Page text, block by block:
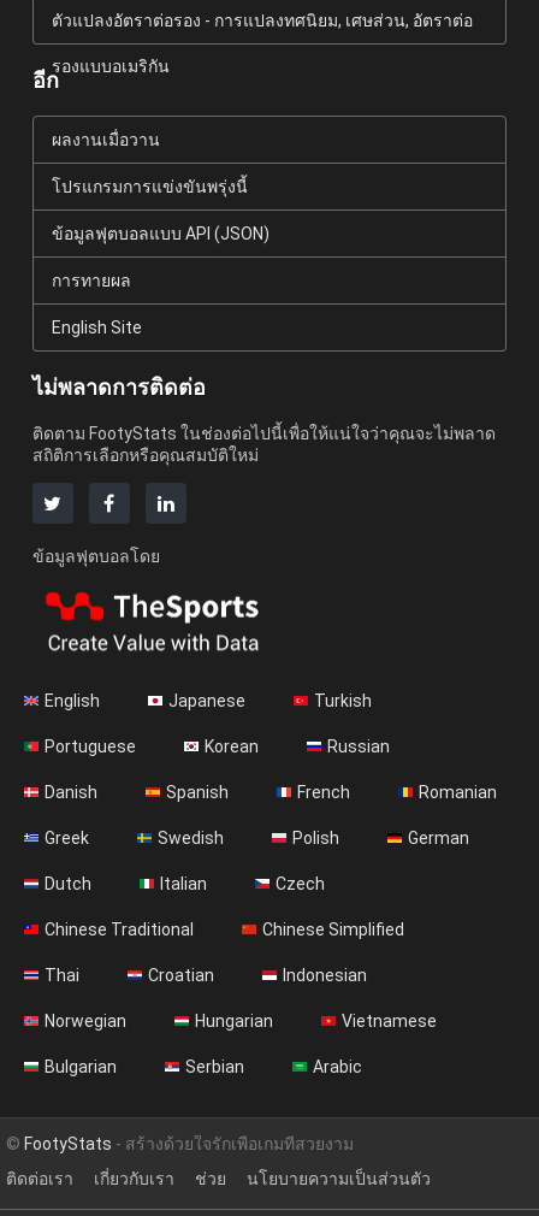
ตัวแปลงอัตราต่อรอง - การแปลงทศนิยม, เศษส่วน, อัตราต่อ
รองแบบอเมริกัน
อีก
ผลงานเมื่อวาน
โปรแกรมการแข่งขันพรุ่งนี้
ข้อมูลฟุตบอลแบบ API (JSON)
การทายผล
English Site
ไม่พลาดการติดต่อ
ติดตาม FootyStats ในช่องต่อไปนี้เพื่อให้แน่ใจว่าคุณจะไม่พลาด
สถิติการเลือกหรือคุณสมบัติใหม่
ข้อมูลฟุตบอลโดย
English Japanese Turkish
Portuguese Korean Russian
Danish Spanish French Romanian
Greek Swedish Polish German
Dutch Italian Czech
Chinese Traditional Chinese Simplified
Thai Croatian Indonesian
Norwegian Hungarian Vietnamese
Bulgarian Serbian Arabic
© FootyStats - สร้างด้วยใจรักเพื่อเกมที่สวยงาม
ติดต่อเรา
เกี่ยวกับเรา ช่วย นโยบายความเป็นส่วนตัว